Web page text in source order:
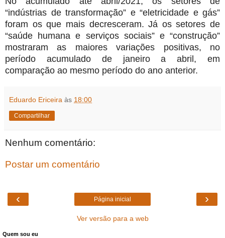
“indústrias de transformação” e “eletricidade e gás”
foram os que mais decresceram. Já os setores de
“saúde humana e serviços sociais” e “construção”
mostraram as maiores variações positivas, no
período acumulado de janeiro a abril, em
comparação ao mesmo período do ano anterior.
Eduardo Ericeira às 18:00
Compartilhar
Nenhum comentário:
Postar um comentário
‹ ›
Página inicial
Ver versão para a web
Quem sou eu